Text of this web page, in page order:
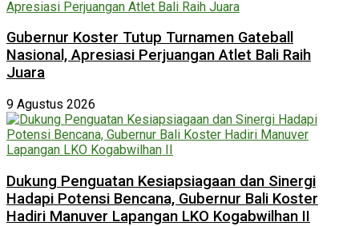
Gubernur Koster Tutup Turnamen Gateball
Nasional, Apresiasi Perjuangan Atlet Bali Raih
Juara
9 Agustus 2026
Dukung Penguatan Kesiapsiagaan dan Sinergi
Hadapi Potensi Bencana, Gubernur Bali Koster
Hadiri Manuver Lapangan LKO Kogabwilhan II